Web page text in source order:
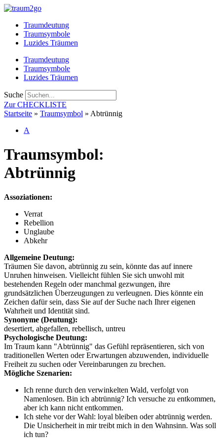
Zum
springenTraumdeutung
Traumsymbole
Luzides Träumen
Traumdeutung
Traumsymbole
Luzides Träumen
Suche
Zur CHECKLISTE
Startseite » Traumsymbol » Abtrünnig
A
Traumsymbol:
Abtrünnig
Assoziationen:
Verrat
Rebellion
Unglaube
Abkehr
Allgemeine Deutung:
Träumen Sie davon, abtrünnig zu sein, könnte das auf innere
Unruhen hinweisen. Vielleicht fühlen Sie sich unwohl mit
bestehenden Regeln oder manchmal gezwungen, ihre
grundsätzlichen Überzeugungen zu verleugnen. Dies könnte ein
Zeichen dafür sein, dass Sie auf der Suche nach Ihrer eigenen
Wahrheit und Identität sind.
Synonyme (Deutung):
desertiert, abgefallen, rebellisch, untreu
Psychologische Deutung:
Im Traum kann "Abtrünnig" das Gefühl repräsentieren, sich von
traditionellen Werten oder Erwartungen abzuwenden, individuelle
Freiheit zu suchen oder Vereinbarungen zu brechen.
Mögliche Szenarien:
Ich renne durch den verwinkelten Wald, verfolgt von
Namenlosen. Bin ich abtrünnig? Ich versuche zu entkommen,
aber ich kann nicht entkommen.
Ich stehe vor der Wahl: loyal bleiben oder abtrünnig werden.
Die Unsicherheit in mir treibt mich in den Wahnsinn. Was soll
ich tun?